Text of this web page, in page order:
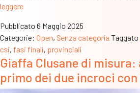
leggereFasi
Serie
A
–
Il
Recap
di
Pubblicato 6 Maggio 2025
Categorie: Open, Senza categoria Taggato
csi, fasi finali, provinciali
Giaffa Clusane di misura:
primo dei due incroci